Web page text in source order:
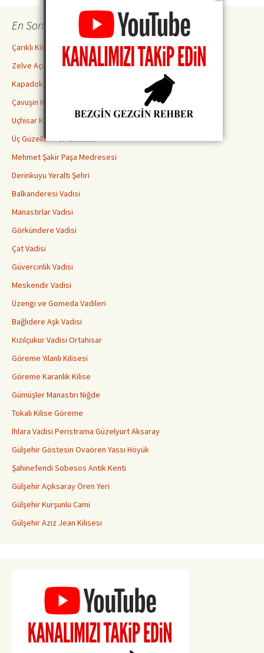
En Son İncelemeler
Çarıklı Kilise ( Göreme Açık Hava Müzesi )
Zelve Açık Hava Müzesi Ören Yeri
Kapadokya Yeraltı Şehirleri Hakkında Bilmeniz Gerekenler
Çavuşin Kilisesi
Uçhisar Kalesi
Üç Güzeller Peri Bacaları
Mehmet Şakir Paşa Medresesi
Derinkuyu Yeraltı Şehri
Balkanderesi Vadisi
Manastırlar Vadisi
Görkündere Vadisi
Çat Vadisi
Güvercinlik Vadisi
Meskendir Vadisi
Üzengi ve Gomeda Vadileri
Bağlıdere Aşk Vadisi
Kızılçukur Vadisi Ortahisar
Göreme Yılanlı Kilisesi
Göreme Karanlık Kilise
Gümüşler Manastırı Niğde
Tokalı Kilise Göreme
Ihlara Vadisi Peristrama Güzelyurt Aksaray
Gülşehir Göstesin Ovaören Yassı Höyük
Şahinefendi Sobesos Antik Kenti
Gülşehir Açıksaray Ören Yeri
Gülşehir Kurşunlu Cami
Gülşehir Aziz Jean Kilisesi